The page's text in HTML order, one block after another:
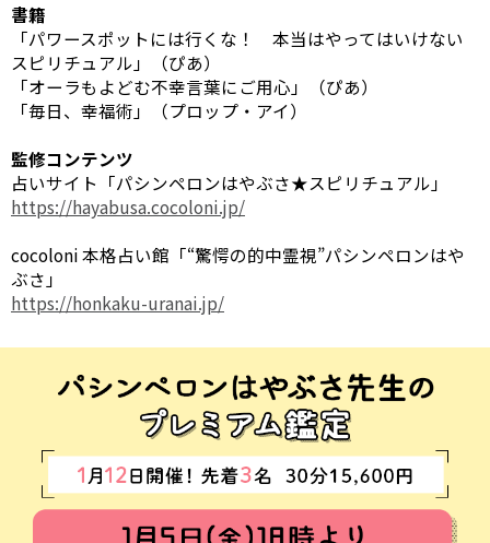
書籍
「パワースポットには行くな！ 本当はやってはいけない
スピリチュアル」（ぴあ）
「オーラもよどむ不幸言葉にご用心」（ぴあ）
「毎日、幸福術」（プロップ・アイ）
監修コンテンツ
占いサイト「パシンペロンはやぶさ★スピリチュアル」
https://hayabusa.cocoloni.jp/
cocoloni 本格占い館「“驚愕の的中霊視”パシンペロンはや
ぶさ」
https://honkaku-uranai.jp/